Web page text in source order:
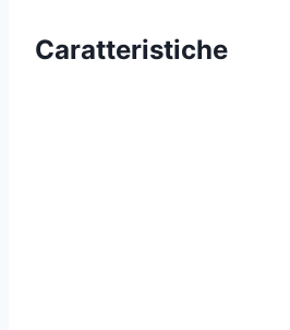
Caratteristiche